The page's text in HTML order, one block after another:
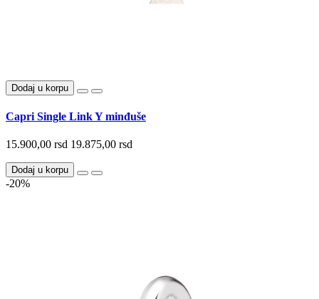
Dodaj u korpu
Capri Single Link Y minđuše
15.900,00 rsd 19.875,00 rsd
Dodaj u korpu
-20%